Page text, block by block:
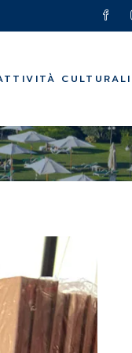
CULTURALI
Guidate e Viaggi
Backgammon
Estivi
Centro benessere
Estivi